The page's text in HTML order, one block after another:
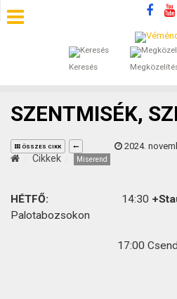
Keresés
SZÁLLÁSOK
ÁLTALÁNOS SZERZŐDÉSI
KINCSES BARANYA
KAPCSOLAT
SZENTMISÉK,
ÖSSZES CIKK 2024.
Cikkek Miserend
HÉTFŐ: 14:30
Palotabozsokon
17:00